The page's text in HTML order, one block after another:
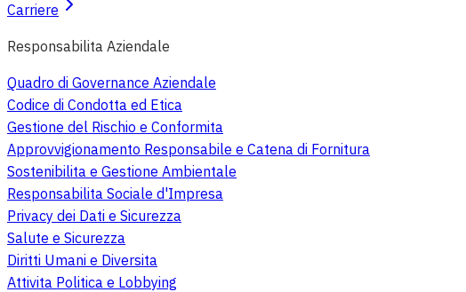
Carriere
Responsabilita Aziendale
Quadro di Governance Aziendale
Codice di Condotta ed Etica
Gestione del Rischio e Conformita
Approvvigionamento Responsabile e Catena di Fornitura
Sostenibilita e Gestione Ambientale
Responsabilita Sociale d'Impresa
Privacy dei Dati e Sicurezza
Salute e Sicurezza
Diritti Umani e Diversita
Attivita Politica e Lobbying